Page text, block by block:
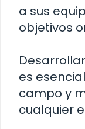
a sus
objetivos
es
campo y
cualquier